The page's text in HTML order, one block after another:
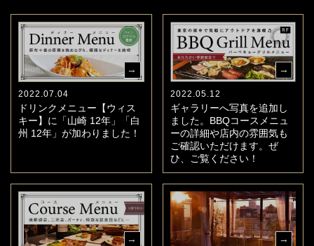
2022.07.04
ドリンクメニュー【ウィス
キー】に「山崎 12年」「白
州 12年」が加わりました！
2022.05.12
ギャラリーへ写真を追加し
ました。BBQコースメニュ
ーの詳細や店内の雰囲気も
ご確認いただけます。ぜ
ひ、ご覧ください！